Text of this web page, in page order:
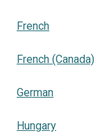
French
French (Canada)
German
Hungary